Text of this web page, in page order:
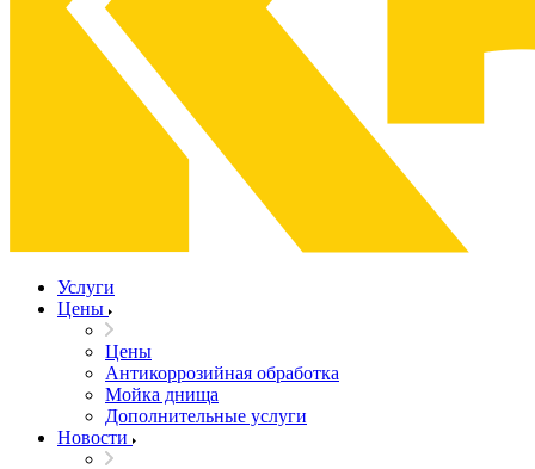
Услуги
Цены
Цены
Антикоррозийная обработка
Мойка днища
Дополнительные услуги
Новости